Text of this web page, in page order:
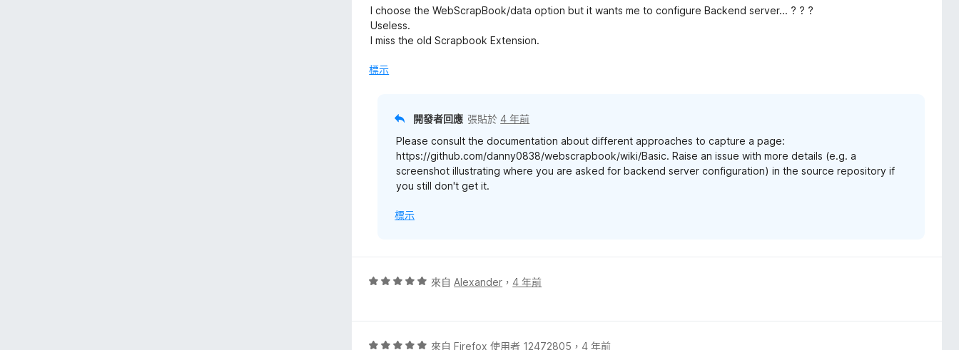
分
5
分
價
1
分
滿
I choose the WebScrapBook/data option but it wants me to configure Backend server... ? ? ?
Useless.
I miss the old Scrapbook Extension.
標示
開發者回應 張貼於4 年前
Please consult the documentation about different approaches to capture a page:
https://github.com/danny0838/webscrapbook/wiki/Basic. Raise an issue with more details (e.g. a
screenshot illustrating where you are asked for backend server configuration) in the source repository if
you still don't get it.
標示
評
，
來自Alexander ，4 年前
評 來自Firefox 使用者 12472805 ，4 年前